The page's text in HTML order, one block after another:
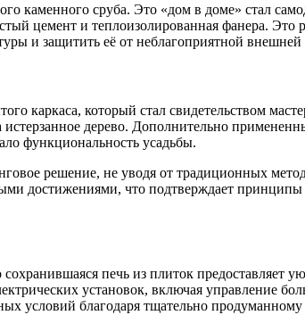
каменного сруба. Это «дом в доме» стал
цемент и теплоизолированная фанера. Это
и защитить её от неблагоприятной внешней
каркаса, который стал свидетельством
дерево. Дополнительно
функциональность усадьбы.
решение, не уводя от традиционных
достижениями, что подтверждает принципы
печь из плиток предоставляет
установок, включая
условий благодаря тщательно